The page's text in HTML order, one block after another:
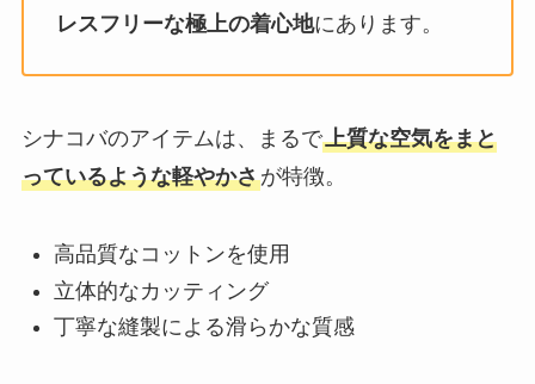
レスフリーな極上の着心地にあります。
シナコバのアイテムは、まるで上質な空気をまと
っているような軽やかさが特徴。
高品質なコットンを使用
立体的なカッティング
丁寧な縫製による滑らかな質感